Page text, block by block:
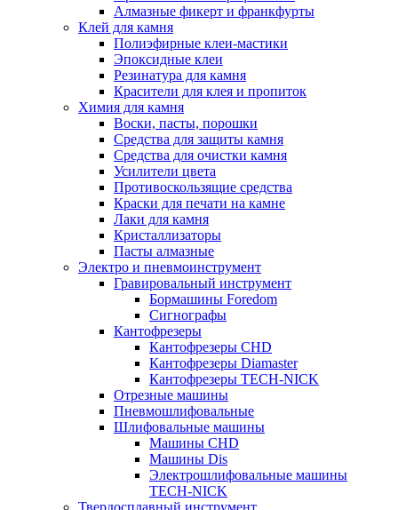
Алмазные фикерт и франкфурты
Клей для камня
Полиэфирные клеи-мастики
Эпоксидные клеи
Резинатура для камня
Красители для клея и пропиток
Химия для камня
Воски, пасты, порошки
Средства для защиты камня
Средства для очистки камня
Усилители цвета
Противоскользящие средства
Краски для печати на камне
Лаки для камня
Кристаллизаторы
Пасты алмазные
Электро и пневмоинструмент
Гравировальный инструмент
Бормашины Foredom
Сигнографы
Кантофрезеры
Кантофрезеры CHD
Кантофрезеры Diamaster
Кантофрезеры TECH-NICK
Отрезные машины
Пневмошлифовальные
Шлифовальные машины
Машины CHD
Машины Dis
Электрошлифовальные машины
TECH-NICK
Твердосплавный инструмент